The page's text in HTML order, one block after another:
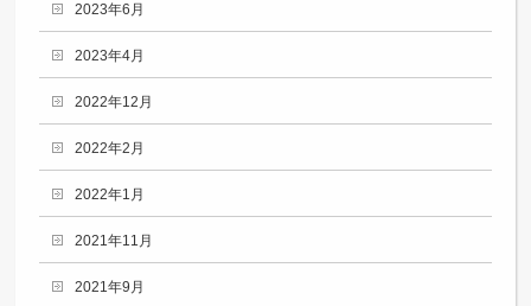
2023年6月
2023年4月
2022年12月
2022年2月
2022年1月
2021年11月
2021年9月